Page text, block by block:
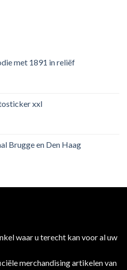
met 1891 in reliëf
xxl
Brugge en Den Haag
waar u terecht kan voor al uw
merchandising artikelen van